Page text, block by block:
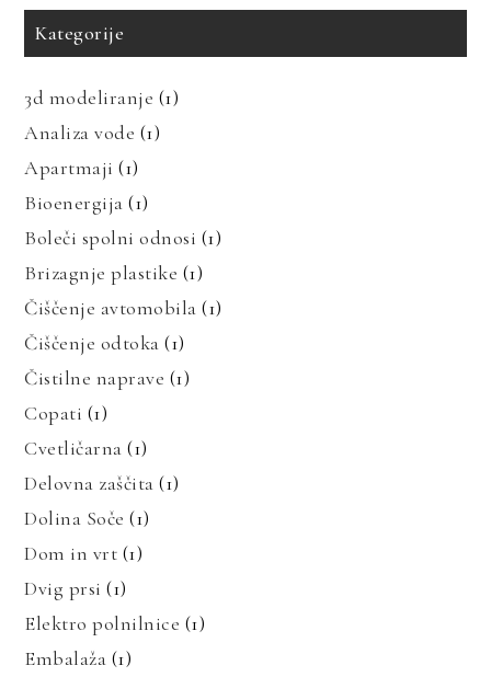
Kategorije
3d modeliranje (1)
Analiza vode (1)
Apartmaji (1)
Bioenergija (1)
Boleči spolni odnosi (1)
Brizagnje plastike (1)
Čiščenje avtomobila (1)
Čiščenje odtoka (1)
Čistilne naprave (1)
Copati (1)
Cvetličarna (1)
Delovna zaščita (1)
Dolina Soče (1)
Dom in vrt (1)
Dvig prsi (1)
Elektro polnilnice (1)
Embalaža (1)